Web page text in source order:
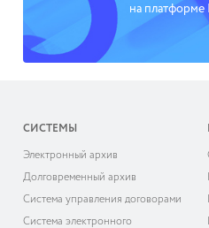
на
СИСТЕМЫ
Электронный архив
Долговременный архив
Система управления договорами
Система электронного